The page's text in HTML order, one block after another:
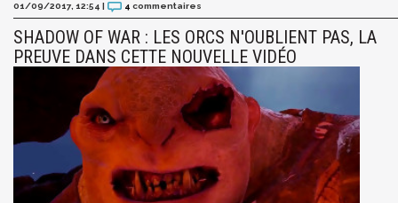
01/09/2017, 12:54 | 4 commentaires
SHADOW OF WAR : LES ORCS N'OUBLIENT PAS, LA
PREUVE DANS CETTE NOUVELLE VIDÉO